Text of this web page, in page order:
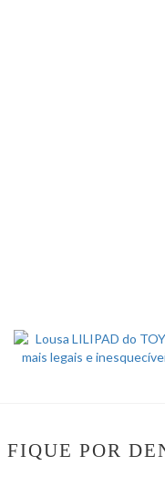
FIQUE POR